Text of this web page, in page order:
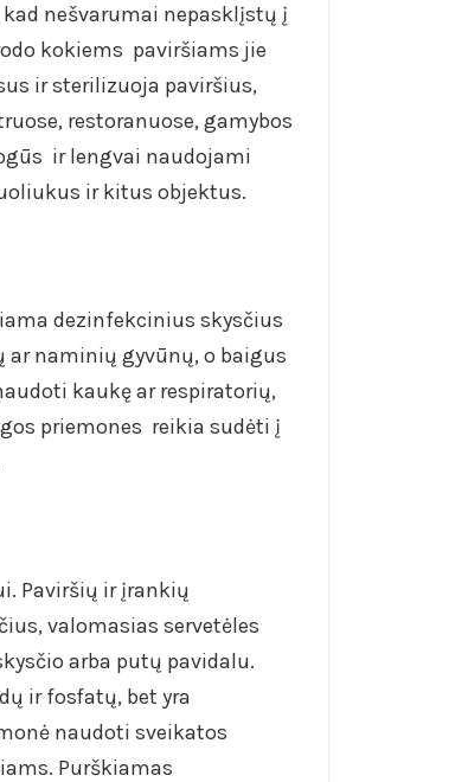
nešvarumai nepasklįstų į
kokiems paviršiams jie
ir sterilizuoja paviršius,
restoranuose, gamybos
ir lengvai naudojami
ir kitus objektus.
dezinfekcinius skysčius
naminių gyvūnų, o baigus
kaukę ar respiratorių,
priemones reikia sudėti į
Paviršių ir įrankių
valomasias servetėles
arba putų pavidalu.
ir fosfatų, bet yra
naudoti sveikatos
Purškiamas